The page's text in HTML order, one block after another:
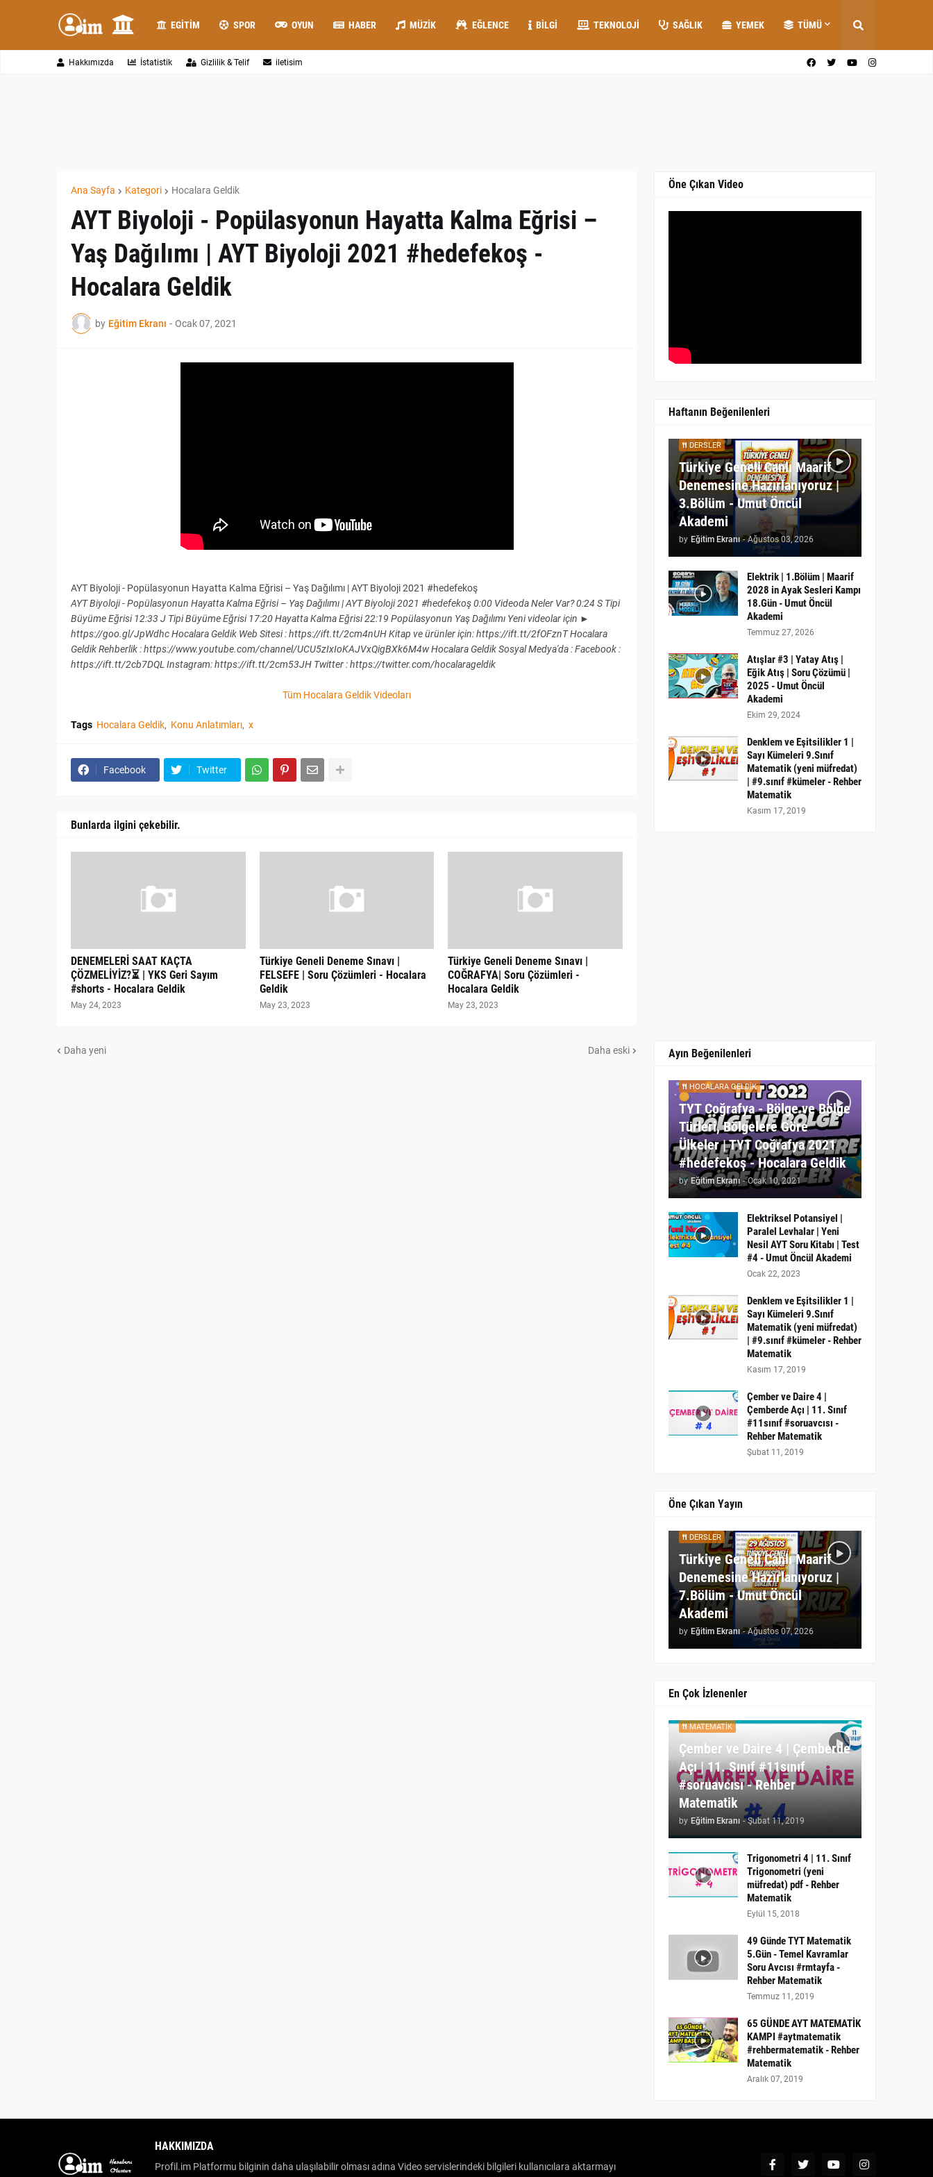
EGITIM SPOR OYUN HABER MÜZIK EĞLENCE BILGI TEKNOLOJI SAĞLIK YEMEK TÜMÜ
Hakkımızda İstatistik Gizlilik & Telif iletisim
Ana Sayfa Kategori Hocalara Geldik
AYT Biyoloji - Popülasyonun Hayatta Kalma Eğrisi –
Yaş Dağılımı | AYT Biyoloji 2021 #hedefekoş -
Hocalara Geldik
by Eğitim Ekranı - Ocak 07, 2021
AYT Biyoloji - Popülasyonun Hayatta Kalma Eğrisi – Yaş Dağılımı | AYT Biyoloji 2021 #hedefekoş
AYT Biyoloji - Popülasyonun Hayatta Kalma Eğrisi – Yaş Dağılımı | AYT Biyoloji 2021 #hedefekoş 0:00 Videoda Neler Var? 0:24 S Tipi
Büyüme Eğrisi 12:33 J Tipi Büyüme Eğrisi 17:20 Hayatta Kalma Eğrisi 22:19 Popülasyonun Yaş Dağılımı Yeni videolar için ►
https://goo.gl/JpWdhc Hocalara Geldik Web Sitesi : https://ift.tt/2cm4nUH Kitap ve ürünler için: https://ift.tt/2fOFznT Hocalara
Geldik Rehberlik : https://www.youtube.com/channel/UCU5zIxIoKAJVxQigBXk6M4w Hocalara Geldik Sosyal Medya'da : Facebook :
https://ift.tt/2cb7DQL Instagram: https://ift.tt/2cm53JH Twitter : https://twitter.com/hocalarageldik
Tüm Hocalara Geldik Videoları
Tags Hocalara Geldik Konu Anlatımları x
Facebook Twitter
Bunlarda ilgini çekebilir.
DENEMELERİ SAAT KAÇTA
ÇÖZMELİYİZ?⏳ | YKS Geri Sayım
#shorts - Hocalara Geldik
May 24, 2023
Türkiye Geneli Deneme Sınavı |
FELSEFE | Soru Çözümleri - Hocalara
Geldik
May 23, 2023
Türkiye Geneli Deneme Sınavı |
COĞRAFYA| Soru Çözümleri -
Hocalara Geldik
May 23, 2023
Daha yeni Daha eski
Öne Çıkan Video
Haftanın Beğenilenleri
DERSLER
Türkiye Geneli Canlı Maarif
Denemesine Hazırlanıyoruz |
3.Bölüm - Umut Öncül
Akademi
by Eğitim Ekranı - Ağustos 03, 2026
Elektrik | 1.Bölüm | Maarif
2028 in Ayak Sesleri Kampı
18.Gün - Umut Öncül
Akademi
Temmuz 27, 2026
Atışlar #3 | Yatay Atış |
Eğik Atış | Soru Çözümü |
2025 - Umut Öncül
Akademi
Ekim 29, 2024
Denklem ve Eşitsilikler 1 |
Sayı Kümeleri 9.Sınıf
Matematik (yeni müfredat)
| #9.sınıf #kümeler - Rehber
Matematik
Kasım 17, 2019
Ayın Beğenilenleri
HOCALARA GELDIK
TYT Coğrafya - Bölge ve Bölge
Türleri, Bölgelere Göre
Ülkeler | TYT Coğrafya 2021
#hedefekoş - Hocalara Geldik
by Eğitim Ekranı - Ocak 10, 2021
Elektriksel Potansiyel |
Paralel Levhalar | Yeni
Nesil AYT Soru Kitabı | Test
#4 - Umut Öncül Akademi
Ocak 22, 2023
Denklem ve Eşitsilikler 1 |
Sayı Kümeleri 9.Sınıf
Matematik (yeni müfredat)
| #9.sınıf #kümeler - Rehber
Matematik
Kasım 17, 2019
Çember ve Daire 4 |
Çemberde Açı | 11. Sınıf
#11sınıf #soruavcısı -
Rehber Matematik
Şubat 11, 2019
Öne Çıkan Yayın
DERSLER
Türkiye Geneli Canlı Maarif
Denemesine Hazırlanıyoruz |
7.Bölüm - Umut Öncül
Akademi
by Eğitim Ekranı - Ağustos 07, 2026
En Çok İzlenenler
MATEMATIK
Çember ve Daire 4 | Çemberde
Açı | 11. Sınıf #11sınıf
#soruavcısı - Rehber
Matematik
by Eğitim Ekranı - Şubat 11, 2019
Trigonometri 4 | 11. Sınıf
Trigonometri (yeni
müfredat) pdf - Rehber
Matematik
Eylül 15, 2018
49 Günde TYT Matematik
5.Gün - Temel Kavramlar
Soru Avcısı #rmtayfa -
Rehber Matematik
Temmuz 11, 2019
65 GÜNDE AYT MATEMATİK
KAMPI #aytmatematik
#rehbermatematik - Rehber
Matematik
Aralık 07, 2019
HAKKIMIZDA
Profil.im Platformu bilginin daha ulaşılabilir olması adına Video servislerindeki bilgileri kullanıcılara aktarmayı